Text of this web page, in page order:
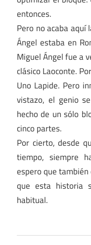
entonces.
Pero no acaba aquí
Ángel estaba en
Miguel Ángel fue a
clásico Laoconte.
Uno Lapide. Pero
vistazo, el genio
hecho de un sólo
cinco partes.
Por cierto, desde
tiempo, siempre
espero que
que esta historia
habitual.